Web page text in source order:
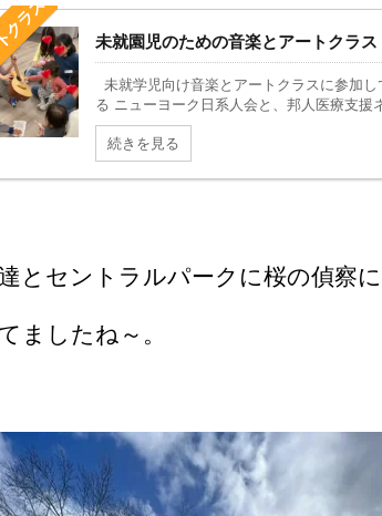
ラス 未就園児のための音楽とアートクラス
未就学児向け音楽とアートクラスに参
る ニューヨーク日系人会と、邦人医療支援
続きを見る
とセントラルパークに桜の偵察
ましたね～。